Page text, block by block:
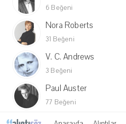
6 Beğeni
Nora Roberts
31 Beğeni
V. C. Andrews
3 Beğeni
Paul Auster
77 Beğeni